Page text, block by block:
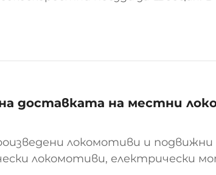
на поездите от платформата
доставката на местни
локомотиви и
локомотиви, електрически